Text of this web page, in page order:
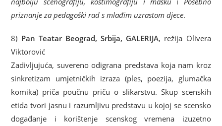
priznanje za pedagoški rad s mlađim uzrastom djece.
8) Pan Teatar Beograd, Srbija, GALERIJA, režija Olivera
Viktorović
Zadivljujuća, suvereno odigrana predstava koja nam kroz
sinkretizam umjetničkih izraza (ples, poezija, glumačka
komika) priča poučnu priču o slikarstvu. Skup scenskih
etida tvori jasnu i razumljivu predstavu u kojoj se scensko
događanje i korištenje scenskog vremena izuzetno